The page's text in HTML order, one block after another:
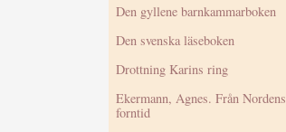
Den gyllene barnkammarboken
Den svenska läseboken
Drottning Karins ring
Ekermann, Agnes. Från Nordens
forntid